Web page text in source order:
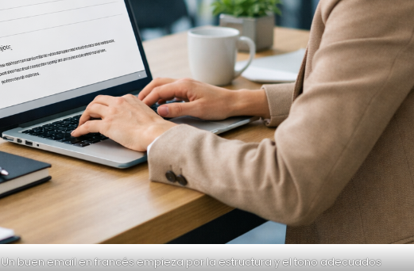
Un buen email en francés empieza por la estructura y el tono adecuados